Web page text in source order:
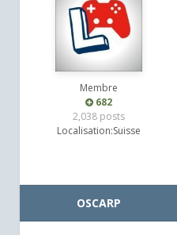
Membre
682
2,038 posts
Localisation:Suisse
OSCARP